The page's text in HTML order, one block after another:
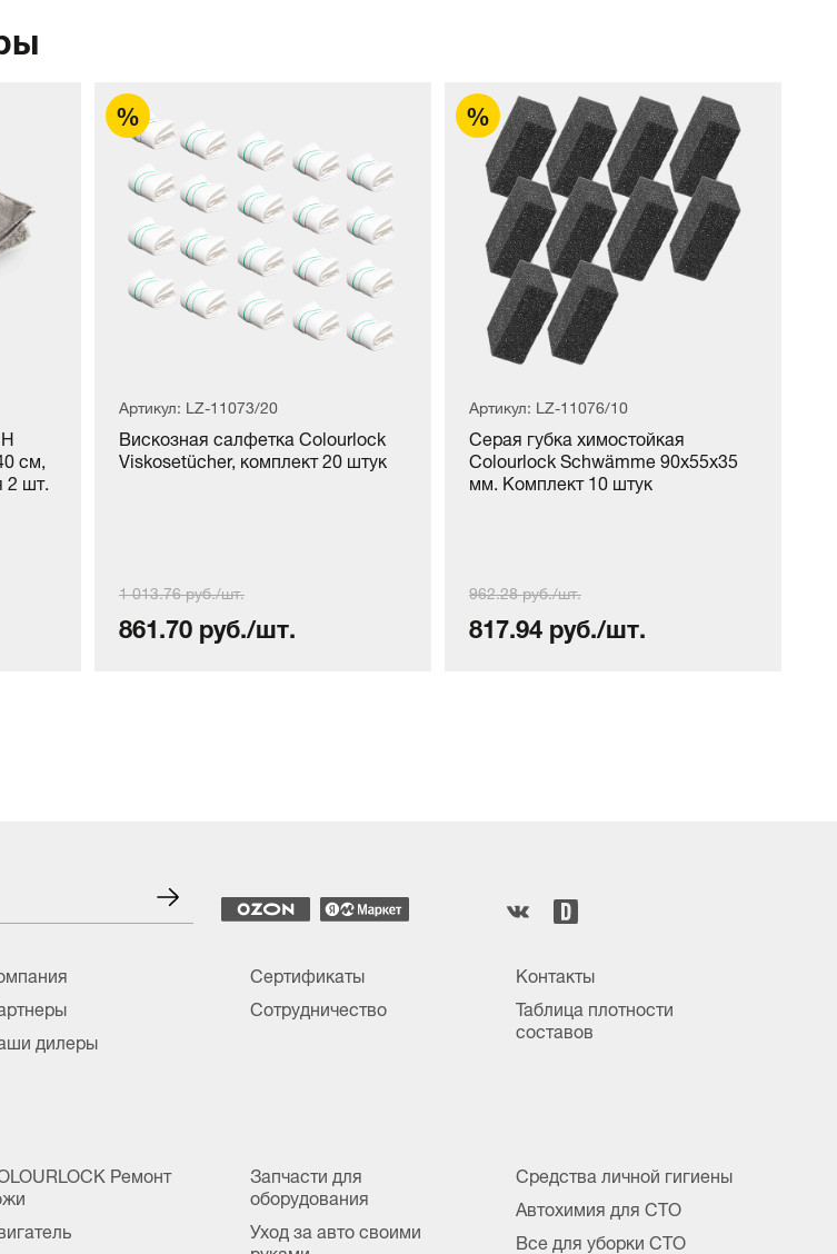
см,
2 шт.
Артикул: LZ-11073/20
Вискозная салфетка Colourlock
Viskosetücher, комплект 20 штук
1 013.76 руб./шт.
861.70 руб./шт.
Артикул: LZ-11076/10
Серая губка химостойкая
Colourlock Schwämme 90x55x35
мм. Комплект 10 штук
962.28 руб./шт.
817.94 руб./шт.
дилеры
Сертификаты
Сотрудничество
Контакты
Таблица плотности
составов
Ремонт Запчасти для
оборудования
Уход за авто своими
Средства личной гигиены
Автохимия для СТО
Все для уборки СТО